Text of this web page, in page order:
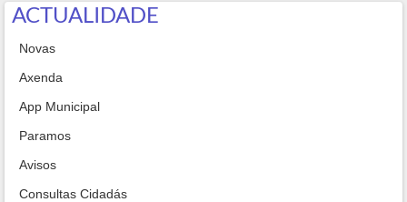
ACTUALIDADE
Novas
Axenda
App Municipal
Paramos
Avisos
Consultas Cidadás